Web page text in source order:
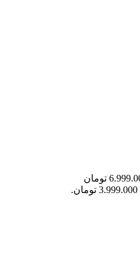
قیمت اصلی: 6.999.000 تومان